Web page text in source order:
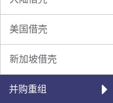
美国借壳
新加坡借壳
并购重组